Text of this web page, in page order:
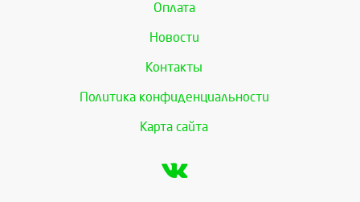
Оплата
Новости
Контакты
Политика конфиденциальности
Карта сайта